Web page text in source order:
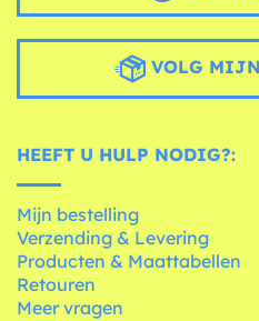
VOLG
HEEFT U HULP NODIG?:
Mijn bestelling
Verzending & Levering
Producten & Maattabellen
Retouren
Meer vragen